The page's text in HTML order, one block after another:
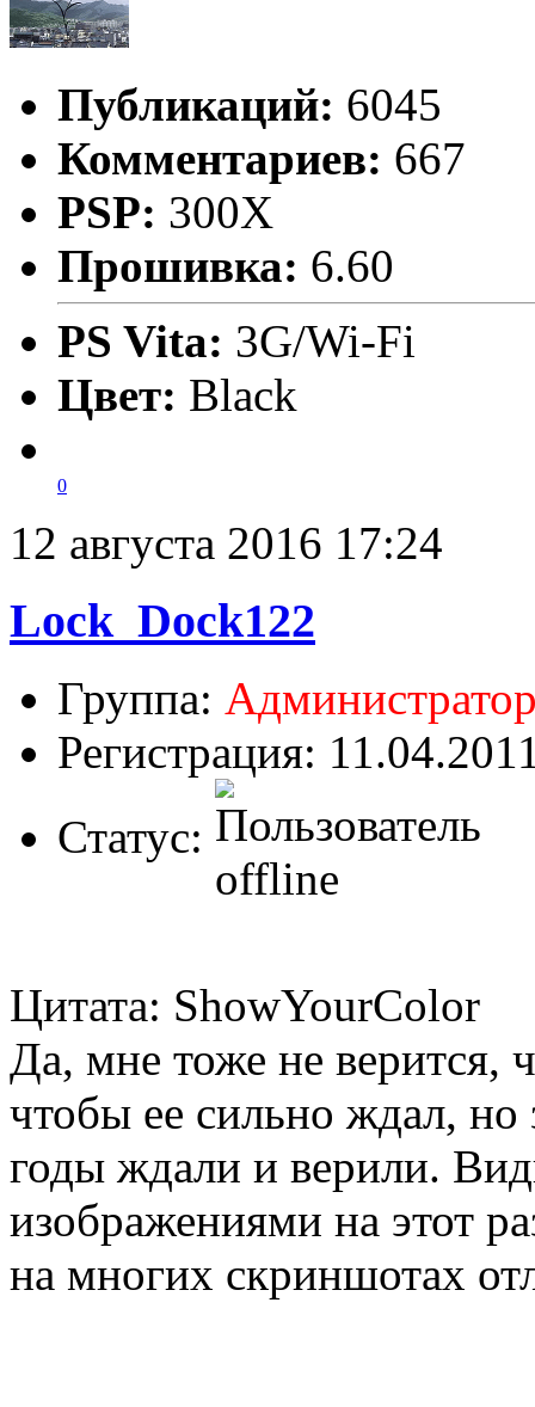
Публикаций: 6045
Комментариев: 667
PSP: 300X
Прошивка: 6.60
PS Vita: 3G/Wi-Fi
Цвет: Black
0
12 августа 2016 17:24
Lock_Dock122
Группа:
Регистрация:
Статус:
Цитата: ShowYourColor
Да, мне тоже не верится,
чтобы ее сильно ждал,
годы ждали и верили.
изображениями на этот
на многих скриншотах